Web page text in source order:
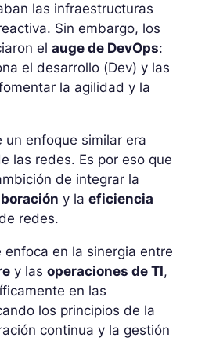
las infraestructuras
Sin embargo, los
el auge de DevOps:
el desarrollo (Dev) y las
la agilidad y la
un enfoque similar era
las redes. Es por eso que
de integrar la
y la eficiencia
redes.
enfoca en la sinergia entre
y las operaciones de TI,
en las
los principios de la
continua y la gestión